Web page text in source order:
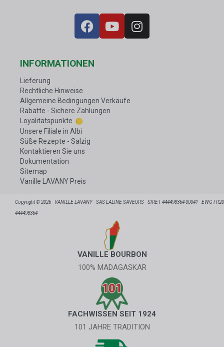
INFORMATIONEN
Lieferung
Rechtliche Hinweise
Allgemeine Bedingungen Verkäufe
Rabatte - Sichere Zahlungen
Loyalitätspunkte
Unsere Filiale in Albi
Süße Rezepte - Salzig
Kontaktieren Sie uns
Dokumentation
Sitemap
Vanille LAVANY Preis
Copyright © 2026 - VANILLE LAVANY - SAS LALINE SAVEURS - SIRET 444498364 00041 - EWG FR20
444498364
VANILLE BOURBON
100% MADAGASKAR
FACHWISSEN SEIT 1924
101 JAHRE TRADITION